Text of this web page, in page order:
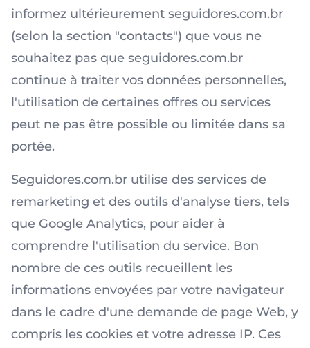
informez ultérieurement seguidores.com.br
(selon la section "contacts") que vous ne
souhaitez pas que seguidores.com.br
continue à traiter vos données personnelles,
l'utilisation de certaines offres ou services
peut ne pas être possible ou limitée dans sa
portée.
Seguidores.com.br utilise des services de
remarketing et des outils d'analyse tiers, tels
que Google Analytics, pour aider à
comprendre l'utilisation du service. Bon
nombre de ces outils recueillent les
informations envoyées par votre navigateur
dans le cadre d'une demande de page Web, y
compris les cookies et votre adresse IP. Ces